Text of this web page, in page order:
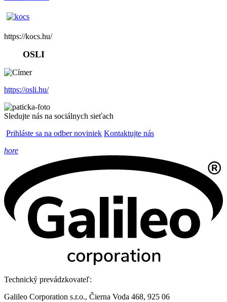
https://kocs.hu/
OSLI
https://osli.hu/
Sledujte nás na sociálnych sieťach
Prihláste sa na odber noviniek Kontaktujte nás
hore
Technický prevádzkovateľ:
Galileo Corporation s.r.o., Čierna Voda 468, 925 06